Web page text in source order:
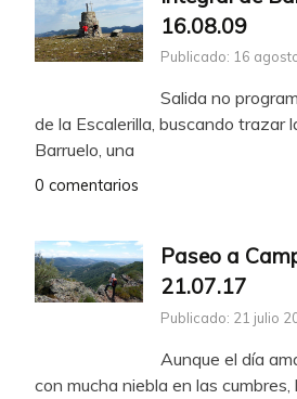
16.08.09
Publicado: 16
Salida no
de la Escalerilla, buscando trazar
Barruelo, una
0 comentarios
Paseo a
21.07.17
Publicado: 21 julio
Aunque el día
con mucha niebla en las